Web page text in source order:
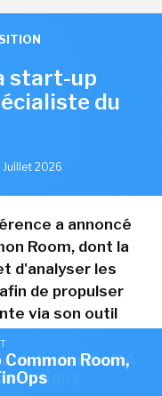
injecter de l'IA
Room,
start-up
du
2026
a annoncé
Room, dont la
d'analyser les
de propulser
via son outil